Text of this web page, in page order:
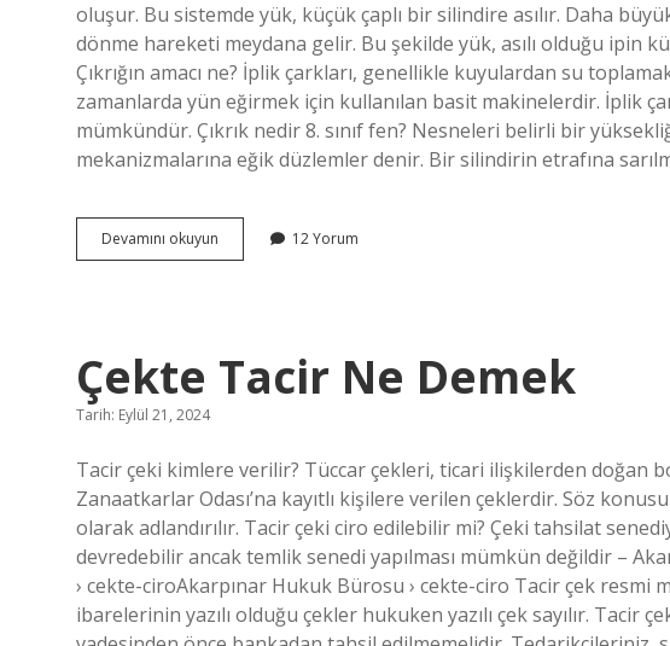
oluşur. Bu sistemde yük, küçük çaplı bir silindire asılır. Daha
dönme hareketi meydana gelir. Bu şekilde yük, asılı olduğu ipin
Çıkrığın amacı ne? İplik çarkları, genellikle kuyulardan su
zamanlarda yün eğirmek için kullanılan basit makinelerdir. İplik
mümkündür. Çıkrık nedir 8. sınıf fen? Nesneleri belirli bir
mekanizmalarına eğik düzlemler denir. Bir silindirin etrafına
Devamını okuyun
Özellikleri
12 Yorum
Çekte Tacir Ne Demek
Tarih: Eylül 21, 2024
Tacir çeki kimlere verilir? Tüccar çekleri, ticari ilişkilerden doğan
Zanaatkarlar Odası’na kayıtlı kişilere verilen çeklerdir. Söz
olarak adlandırılır. Tacir çeki ciro edilebilir mi? Çeki tahsilat
devredebilir ancak temlik senedi yapılması mümkün değildir –
› cekte-ciroAkarpınar Hukuk Bürosu › cekte-ciro Tacir çek resmi
ibarelerinin yazılı olduğu çekler hukuken yazılı çek sayılır. Tacir